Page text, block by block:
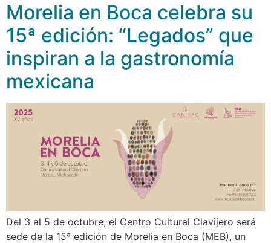
Morelia en Boca celebra su
15ª edición: “Legados” que
inspiran a la gastronomía
mexicana
Del 3 al 5 de octubre, el Centro Cultural Clavijero será
sede de la 15ª edición de Morelia en Boca (MEB), un